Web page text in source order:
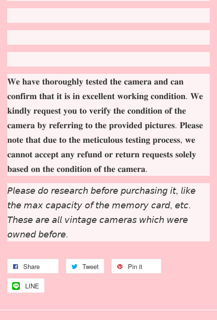
𝐖𝐞 𝐡𝐚𝐯𝐞 𝐭𝐡𝐨𝐫𝐨𝐮𝐠𝐡𝐥𝐲 𝐭𝐞𝐬𝐭𝐞𝐝 𝐭𝐡𝐞 𝐜𝐚𝐦𝐞𝐫𝐚 𝐚𝐧𝐝 𝐜𝐚𝐧
𝐜𝐨𝐧𝐟𝐢𝐫𝐦 𝐭𝐡𝐚𝐭 𝐢𝐭 𝐢𝐬 𝐢𝐧 𝐞𝐱𝐜𝐞𝐥𝐥𝐞𝐧𝐭 𝐰𝐨𝐫𝐤𝐢𝐧𝐠 𝐜𝐨𝐧𝐝𝐢𝐭𝐢𝐨𝐧. 𝐖𝐞
𝐤𝐢𝐧𝐝𝐥𝐲 𝐫𝐞𝐪𝐮𝐞𝐬𝐭 𝐲𝐨𝐮 𝐭𝐨 𝐯𝐞𝐫𝐢𝐟𝐲 𝐭𝐡𝐞 𝐜𝐨𝐧𝐝𝐢𝐭𝐢𝐨𝐧 𝐨𝐟 𝐭𝐡𝐞
𝐜𝐚𝐦𝐞𝐫𝐚 𝐛𝐲 𝐫𝐞𝐟𝐞𝐫𝐫𝐢𝐧𝐠 𝐭𝐨 𝐭𝐡𝐞 𝐩𝐫𝐨𝐯𝐢𝐝𝐞𝐝 𝐩𝐢𝐜𝐭𝐮𝐫𝐞𝐬. 𝐏𝐥𝐞𝐚𝐬𝐞
𝐧𝐨𝐭𝐞 𝐭𝐡𝐚𝐭 𝐝𝐮𝐞 𝐭𝐨 𝐭𝐡𝐞 𝐦𝐞𝐭𝐢𝐜𝐮𝐥𝐨𝐮𝐬 𝐭𝐞𝐬𝐭𝐢𝐧𝐠 𝐩𝐫𝐨𝐜𝐞𝐬𝐬, 𝐰𝐞
𝐜𝐚𝐧𝐧𝐨𝐭 𝐚𝐜𝐜𝐞𝐩𝐭 𝐚𝐧𝐲 𝐫𝐞𝐟𝐮𝐧𝐝 𝐨𝐫 𝐫𝐞𝐭𝐮𝐫𝐧 𝐫𝐞𝐪𝐮𝐞𝐬𝐭𝐬 𝐬𝐨𝐥𝐞𝐥𝐲
𝐛𝐚𝐬𝐞𝐝 𝐨𝐧 𝐭𝐡𝐞 𝐜𝐨𝐧𝐝𝐢𝐭𝐢𝐨𝐧 𝐨𝐟 𝐭𝐡𝐞 𝐜𝐚𝐦𝐞𝐫𝐚.
𝘗𝘭𝘦𝘢𝘴𝘦 𝘥𝘰 𝘳𝘦𝘴𝘦𝘢𝘳𝘤𝘩 𝘣𝘦𝘧𝘰𝘳𝘦 𝘱𝘶𝘳𝘤𝘩𝘢𝘴𝘪𝘯𝘨 𝘪𝘵, 𝘭𝘪𝘬𝘦
𝘵𝘩𝘦 𝘮𝘢𝘹 𝘤𝘢𝘱𝘢𝘤𝘪𝘵𝘺 𝘰𝘧 𝘵𝘩𝘦 𝘮𝘦𝘮𝘰𝘳𝘺 𝘤𝘢𝘳𝘥, 𝘦𝘵𝘤.
𝘛𝘩𝘦𝘴𝘦 𝘢𝘳𝘦 𝘢𝘭𝘭 𝘷𝘪𝘯𝘵𝘢𝘨𝘦 𝘤𝘢𝘮𝘦𝘳𝘢𝘴 𝘸𝘩𝘪𝘤𝘩 𝘸𝘦𝘳𝘦
𝘰𝘸𝘯𝘦𝘥 𝘣𝘦𝘧𝘰𝘳𝘦.
Share Tweet Pin it
LINE